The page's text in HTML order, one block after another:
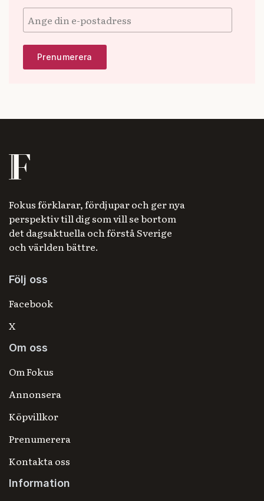
Fokus förklarar, fördjupar och ger nya
perspektiv till dig som vill se bortom
det dagsaktuella och förstå Sverige
och världen bättre.
Följ oss
Facebook
X
Om oss
Om Fokus
Annonsera
Köpvillkor
Prenumerera
Kontakta oss
Information